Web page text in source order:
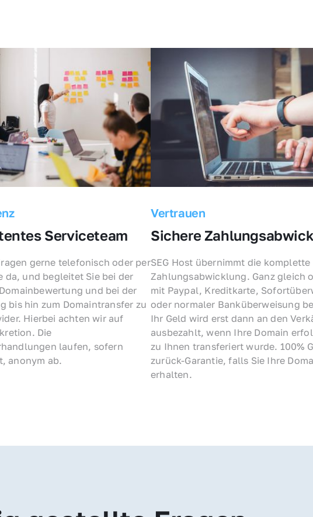
Serviceteam
gerne telefonisch oder per
da, und begleitet Sie bei der
und bei der
bis hin zum Domaintransfer zu
Hierbei achten wir auf
Die
laufen, sofern
anonym ab.
Vertrauen
Sichere
SEG Host übernimmt die komplette
Zahlungsabwicklung. Ganz gleich
mit Paypal, Kreditkarte,
oder normaler Banküberweisung
Ihr Geld wird erst dann an den
ausbezahlt, wenn Ihre Domain
zu Ihnen transferiert wurde. 100%
zurück-Garantie, falls Sie Ihre
erhalten.